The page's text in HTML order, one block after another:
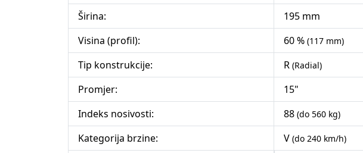
Širina:
195 mm
Visina (profil):
60 % (117 mm)
Tip konstrukcije: R (Radial)
Promjer:
15"
Indeks nosivosti:
88 (do 560 kg)
Kategorija brzine: V (do 240 km/h)